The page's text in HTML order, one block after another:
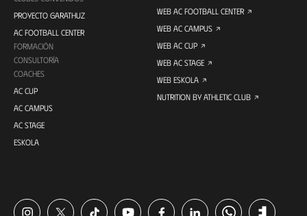
PROYECTO GARATHUZ
AC FOOTBALL CENTER
FORMACIÓN
CONSULTORÍA
COACHES
AC CUP
AC CAMPUS
AC STAGE
ESKOLA
WEB AC FOOTBALL CENTER
WEB AC CAMPUS
WEB AC CUP
WEB AC STAGE
WEB ESKOLA
NUTRITION BY ATHLETIC CLUB